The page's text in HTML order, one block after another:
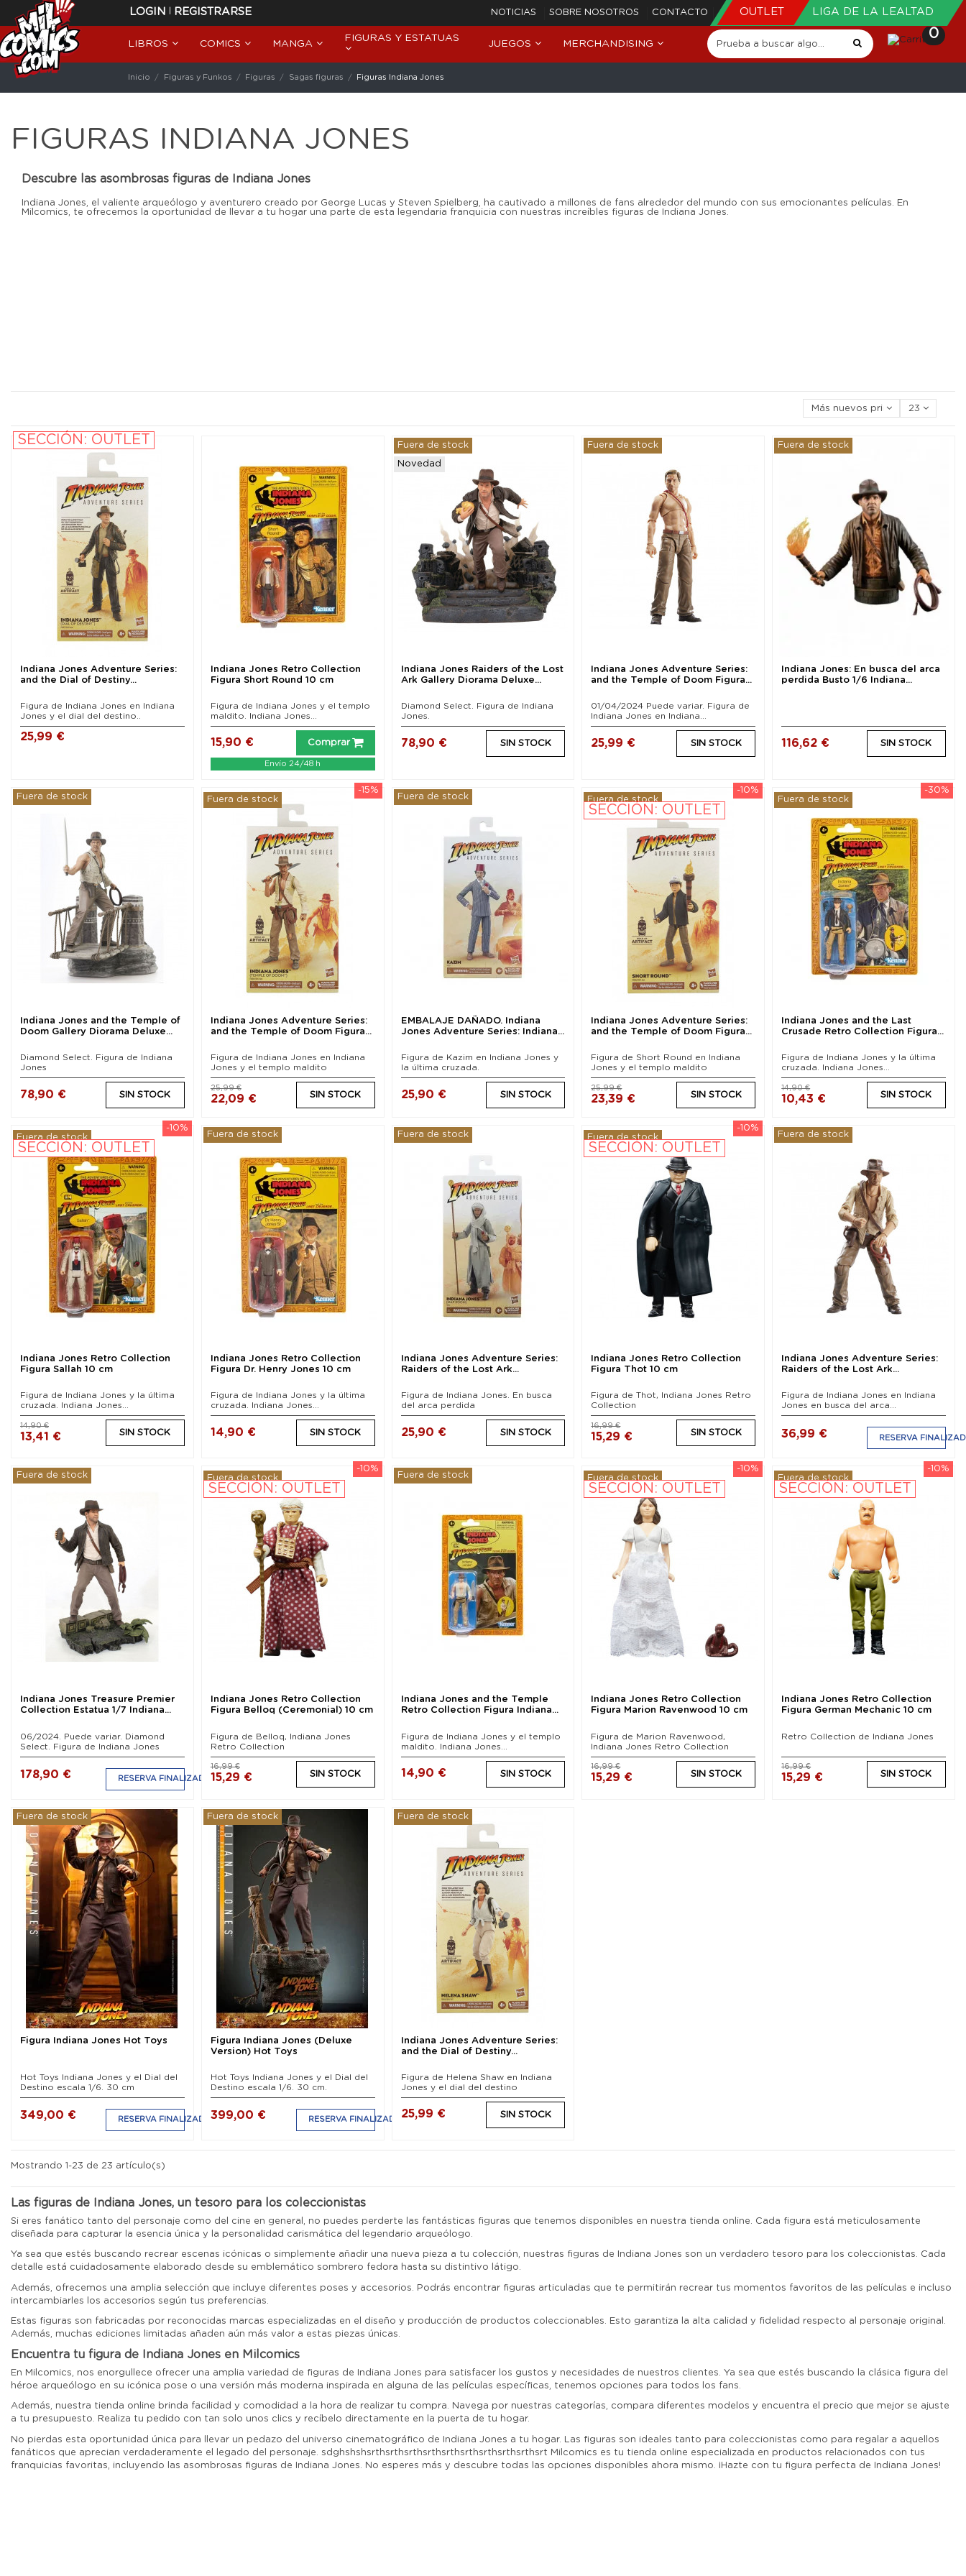
LOGIN | REGISTRARSE NOTICIAS SOBRE NOSOTROS CONTACTO OUTLET LIGA DE LA LEALTAD
LIBROS COMICS MANGA
FIGURAS Y ESTATUAS
JUEGOS MERCHANDISING
0
Inicio Figuras y Funkos Figuras Sagas figuras Figuras Indiana Jones
FIGURAS INDIANA JONES
Descubre las asombrosas figuras de Indiana Jones
Indiana Jones, el valiente arqueólogo y aventurero creado por George Lucas y Steven Spielberg, ha cautivado a millones de fans alrededor del mundo con sus emocionantes películas. En
Milcomics, te ofrecemos la oportunidad de llevar a tu hogar una parte de esta legendaria franquicia con nuestras increíbles figuras de Indiana Jones.
Más nuevos primero 23
SECCIÓN: OUTLET
Indiana Jones Adventure Series:
and the Dial of Destiny...
Figura de Indiana Jones en Indiana
Jones y el dial del destino..
25,99 €
Indiana Jones Retro Collection
Figura Short Round 10 cm
Figura de Indiana Jones y el templo
maldito. Indiana Jones...
15,90 € Comprar
Envío 24/48 h
Fuera de stock
Novedad
Indiana Jones Raiders of the Lost
Ark Gallery Diorama Deluxe...
Diamond Select. Figura de Indiana
Jones.
78,90 € SIN STOCK
Fuera de stock
Indiana Jones Adventure Series:
and the Temple of Doom Figura...
01/04/2024 Puede variar. Figura de
Indiana Jones en Indiana...
25,99 € SIN STOCK
Fuera de stock
Indiana Jones: En busca del arca
perdida Busto 1/6 Indiana...
116,62 € SIN STOCK
Fuera de stock
Indiana Jones and the Temple of
Doom Gallery Diorama Deluxe...
Diamond Select. Figura de Indiana
Jones
78,90 € SIN STOCK
-15%
Fuera de stock
Indiana Jones Adventure Series:
and the Temple of Doom Figura...
Figura de Indiana Jones en Indiana
Jones y el templo maldito
22,09 €
25,99 €
SIN STOCK
Fuera de stock
EMBALAJE DAÑADO. Indiana
Jones Adventure Series: Indiana...
Figura de Kazim en Indiana Jones y
la última cruzada.
25,90 € SIN STOCK
-10%
Fuera de stock
SECCIÓN: OUTLET
Indiana Jones Adventure Series:
and the Temple of Doom Figura...
Figura de Short Round en Indiana
Jones y el templo maldito
23,39 €
25,99 €
SIN STOCK
-30%
Fuera de stock
Indiana Jones and the Last
Crusade Retro Collection Figura...
Figura de Indiana Jones y la última
cruzada. Indiana Jones...
10,43 €
14,90 €
SIN STOCK
-10%
Fuera de stock
SECCIÓN: OUTLET
Indiana Jones Retro Collection
Figura Sallah 10 cm
Figura de Indiana Jones y la última
cruzada. Indiana Jones...
13,41 €
14,90 €
SIN STOCK
Fuera de stock
Indiana Jones Retro Collection
Figura Dr. Henry Jones 10 cm
Figura de Indiana Jones y la última
cruzada. Indiana Jones...
14,90 € SIN STOCK
Fuera de stock
Indiana Jones Adventure Series:
Raiders of the Lost Ark...
Figura de Indiana Jones. En busca
del arca perdida
25,90 € SIN STOCK
-10%
Fuera de stock
SECCIÓN: OUTLET
Indiana Jones Retro Collection
Figura Thot 10 cm
Figura de Thot, Indiana Jones Retro
Collection
15,29 €
16,99 €
SIN STOCK
Fuera de stock
Indiana Jones Adventure Series:
Raiders of the Lost Ark...
Figura de Indiana Jones en Indiana
Jones en busca del arca...
36,99 € RESERVA
Fuera de stock
Indiana Jones Treasure Premier
Collection Estatua 1/7 Indiana...
06/2024. Puede variar. Diamond
Select. Figura de Indiana Jones
178,90 € RESERVA FINALIZADA
-10%
Fuera de stock
SECCIÓN: OUTLET
Indiana Jones Retro Collection
Figura Belloq (Ceremonial) 10 cm
Figura de Belloq, Indiana Jones
Retro Collection
15,29 €
16,99 €
SIN STOCK
Fuera de stock
Indiana Jones and the Temple
Retro Collection Figura Indiana...
Figura de Indiana Jones y el templo
maldito. Indiana Jones...
14,90 € SIN STOCK
-10%
Fuera de stock
SECCIÓN: OUTLET
Indiana Jones Retro Collection
Figura Marion Ravenwood 10 cm
Figura de Marion Ravenwood,
Indiana Jones Retro Collection
15,29 €
16,99 €
SIN STOCK
-10%
Fuera de stock
SECCIÓN: OUTLET
Indiana Jones Retro Collection
Figura German Mechanic 10 cm
Retro Collection de Indiana Jones
15,29 €
16,99 €
SIN STOCK
Fuera de stock
Figura Indiana Jones Hot Toys
Hot Toys Indiana Jones y el Dial del
Destino escala 1/6. 30 cm
349,00 € RESERVA FINALIZADA
Fuera de stock
Figura Indiana Jones (Deluxe
Version) Hot Toys
Hot Toys Indiana Jones y el Dial del
Destino escala 1/6. 30 cm.
399,00 € RESERVA FINALIZADA
Fuera de stock
Indiana Jones Adventure Series:
and the Dial of Destiny...
Figura de Helena Shaw en Indiana
Jones y el dial del destino
25,99 € SIN STOCK
Mostrando 1-23 de 23 artículo(s)
Las figuras de Indiana Jones, un tesoro para los coleccionistas
Si eres fanático tanto del personaje como del cine en general, no puedes perderte las fantásticas figuras que tenemos disponibles en nuestra tienda online. Cada figura está meticulosamente
diseñada para capturar la esencia única y la personalidad carismática del legendario arqueólogo.
Ya sea que estés buscando recrear escenas icónicas o simplemente añadir una nueva pieza a tu colección, nuestras figuras de Indiana Jones son un verdadero tesoro para los coleccionistas. Cada
detalle está cuidadosamente elaborado desde su emblemático sombrero fedora hasta su distintivo látigo.
Además, ofrecemos una amplia selección que incluye diferentes poses y accesorios. Podrás encontrar figuras articuladas que te permitirán recrear tus momentos favoritos de las películas e incluso
intercambiarles los accesorios según tus preferencias.
Estas figuras son fabricadas por reconocidas marcas especializadas en el diseño y producción de productos coleccionables. Esto garantiza la alta calidad y fidelidad respecto al personaje original.
Además, muchas ediciones limitadas añaden aún más valor a estas piezas únicas.
Encuentra tu figura de Indiana Jones en Milcomics
En Milcomics, nos enorgullece ofrecer una amplia variedad de figuras de Indiana Jones para satisfacer los gustos y necesidades de nuestros clientes. Ya sea que estés buscando la clásica figura del
héroe arqueólogo en su icónica pose o una versión más moderna inspirada en alguna de las películas específicas, tenemos opciones para todos los fans.
Además, nuestra tienda online brinda facilidad y comodidad a la hora de realizar tu compra. Navega por nuestras categorías, compara diferentes modelos y encuentra el precio que mejor se ajuste
a tu presupuesto. Realiza tu pedido con tan solo unos clics y recíbelo directamente en la puerta de tu hogar.
No pierdas esta oportunidad única para llevar un pedazo del universo cinematográfico de Indiana Jones a tu hogar. Las figuras son ideales tanto para coleccionistas como para regalar a aquellos
fanáticos que aprecian verdaderamente el legado del personaje. sdghshshsrthsrthsrthsrthsrthsrthsrthsrthsrthsrt Milcomics es tu tienda online especializada en productos relacionados con tus
franquicias favoritas, incluyendo las asombrosas figuras de Indiana Jones. No esperes más y descubre todas las opciones disponibles ahora mismo. ¡Hazte con tu figura perfecta de Indiana Jones!